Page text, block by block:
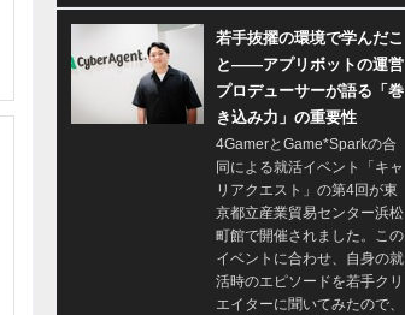
若手抜擢の環境で学んだこ
と――アプリボットの運営
プロデューサーが語る「巻
き込み力」の重要性
4GamerとGame*Sparkの合
同による就活イベント「キャ
リアクエスト」の第4回が東
京都立産業貿易センター浜松
町館で開催されました。この
イベントに合わせ、自身の就
活時のエピソードを若手クリ
エイターに聞いてみたので、